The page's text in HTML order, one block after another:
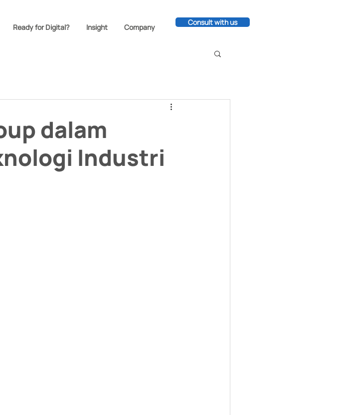
Ready for Digital? Insight Company
Consult with us
dalam
Industri